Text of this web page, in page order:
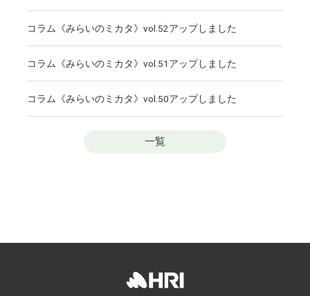
コラム《みらいのミカタ》vol.52アップしました
コラム《みらいのミカタ》vol.51アップしました
コラム《みらいのミカタ》vol.50アップしました
一覧